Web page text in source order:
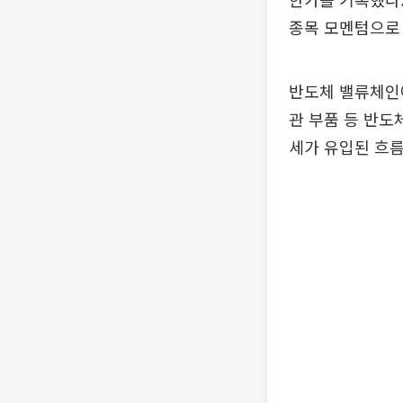
종목 모멘텀으
반도체 밸류체
관 부품 등 반도
세가 유입된 흐